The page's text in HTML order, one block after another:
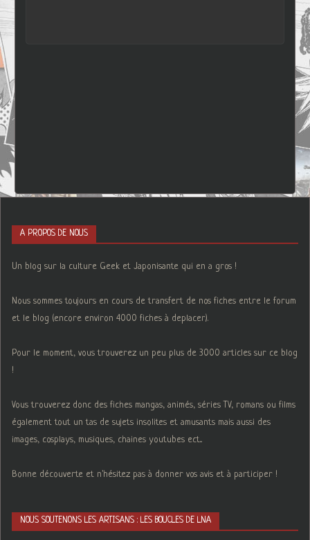
A PROPOS DE NOUS
Un blog sur la culture Geek et Japonisante qui en a gros !
Nous sommes toujours en cours de transfert de nos fiches entre le forum
et le blog (encore environ 4000 fiches à deplacer).
Pour le moment, vous trouverez un peu plus de 3000 articles sur ce blog
!
Vous trouverez donc des fiches mangas, animés, séries TV, romans ou films
également tout un tas de sujets insolites et amusants mais aussi des
images, cosplays, musiques, chaines youtubes ect...
Bonne découverte et n'hésitez pas à donner vos avis et à participer !
NOUS SOUTENONS LES ARTISANS : LES BOUCLES DE LNA